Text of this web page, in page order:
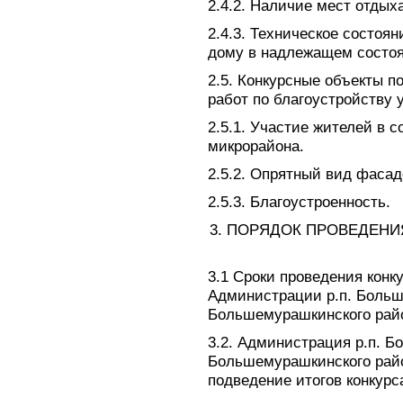
2.4.2. Наличие мест
2.4.3. Техническое
дому в надлежащем
2.5. Конкурсные объекты
работ по
2.5.1. Участие жителей в
микрорайона.
2.5.2. Опрятный вид
2.5.3. Благоустроенность.
3. ПОРЯДОК
3.1 Сроки проведения
Администрации р.п.
Большемурашкинского
3.2. Администрация р.п.
Большемурашкинского
подведение итогов